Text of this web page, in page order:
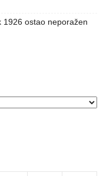
1926 ostao neporažen